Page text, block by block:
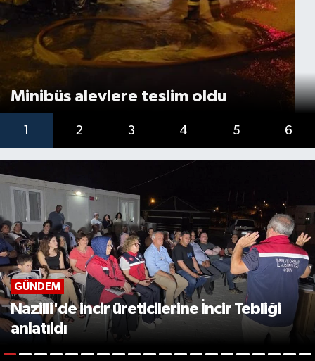
Minibüs alevlere teslim oldu
1 2 3 4 5 6
GÜNDEM
Nazilli'de incir üreticilerine İncir Tebliği
anlatıldı